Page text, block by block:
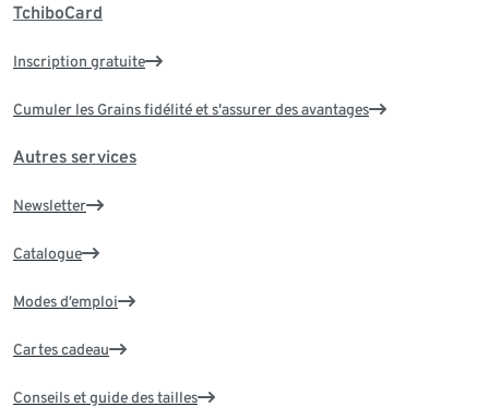
TchiboCard
Inscription gratuite
Cumuler les Grains fidélité et s'assurer des avantages
Autres services
Newsletter
Catalogue
Modes d’emploi
Cartes cadeau
Conseils et guide des tailles